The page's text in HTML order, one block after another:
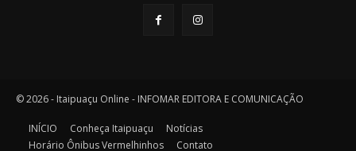
© 2026 - Itaipuaçu Online - INFOMAR EDITORA E COMUNICAÇÃO
INÍCIO Conheça Itaipuaçu
Notícias
Horário Ônibus Vermelhinhos
Contato